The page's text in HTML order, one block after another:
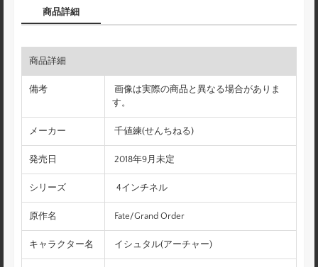
商品詳細
商品詳細
備考
画像は実際の商品と異なる場合がありま
す。
メーカー 千値練(せんちねる)
発売日 2018年9月未定
シリーズ 4インチネル
原作名 Fate/Grand Order
キャラクター名 イシュタル(アーチャー)